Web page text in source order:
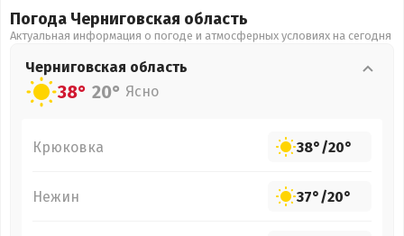
Погода Черниговская область
Актуальная информация о погоде и атмосферных условиях на сегодня
Черниговская область
38° 20° Ясно
Крюковка 38°/20°
Нежин 37°/20°